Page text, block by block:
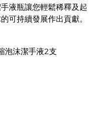
液瓶讓您輕鬆稀釋及起
可持續發展作出貢獻。
泡沫潔手液2支